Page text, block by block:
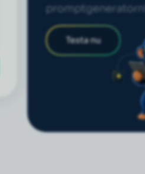
promptgeneratorn!
Testa nu